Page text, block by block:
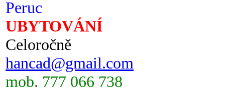
Peruc
UBYTOVÁNÍ
Celoročně
hancad@gmail.com
mob. 777 066 738